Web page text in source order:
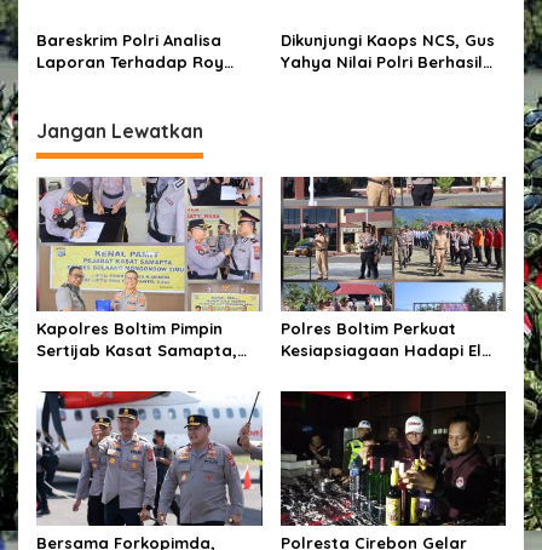
Pengayom yang Adil
AKABRI 1994 Bertemakan
“Bagimu Negeri Jiwa Raga
Kami”*
Bareskrim Polri Analisa
Laporan Terhadap Roy
Dikunjungi Kaops NCS, Gus
Yahya Nilai Polri Berhasil
Jangan Lewatkan
Kapolres Boltim Pimpin
Sertijab Kasat Samapta,
Kepemimpinan dan
Penguatan Pelayanan
Kepolisian
Polres Boltim Perkuat
Kesiapsiagaan Hadapi El
Bersama Lintas Instansi
Bersama Forkopimda, Polresta Cirebon Gelar